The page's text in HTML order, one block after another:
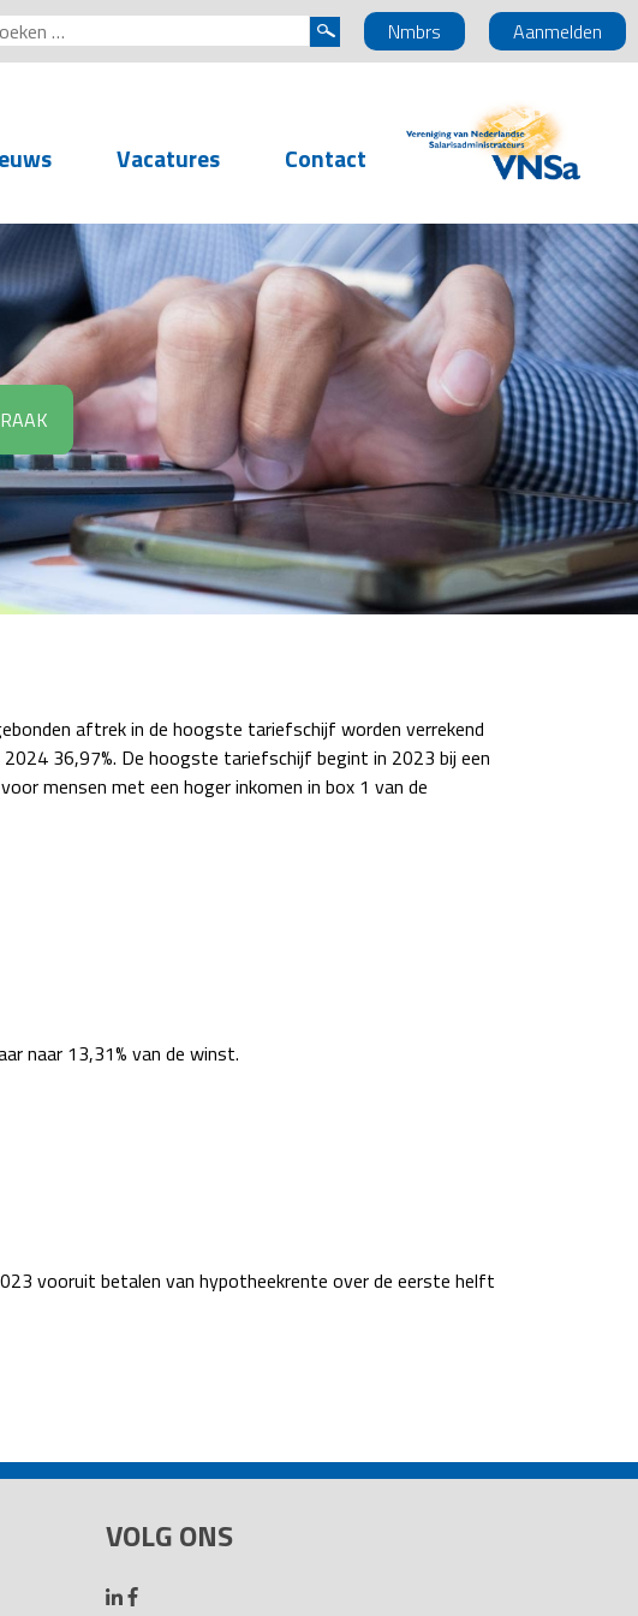
Aanmelden
Nmbrs
Vacatures Contact
aftrek in de hoogste tariefschijf worden verrekend
36,97%. De hoogste tariefschijf begint in 2023 bij een
mensen met een hoger inkomen in box 1 van de
naar 13,31% van de winst.
vooruit betalen van hypotheekrente over de eerste helft
VOLG ONS